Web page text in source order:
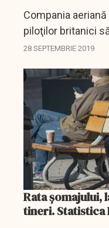
Compania
piloţilor britanici
să se transfere
28 SEPTEMBRIE 2019
Rata
tineri. Statistica